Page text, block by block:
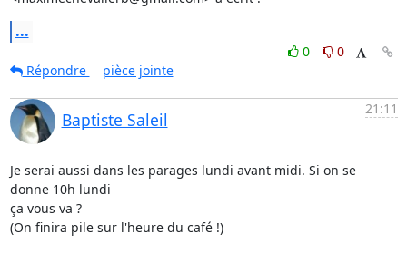
...
0
0
Répondre
pièce jointe
Baptiste Saleil
21:11
Je serai aussi dans les parages lundi avant midi. Si on se
donne 10h lundi
ça vous va ?
(On finira pile sur l'heure du café !)